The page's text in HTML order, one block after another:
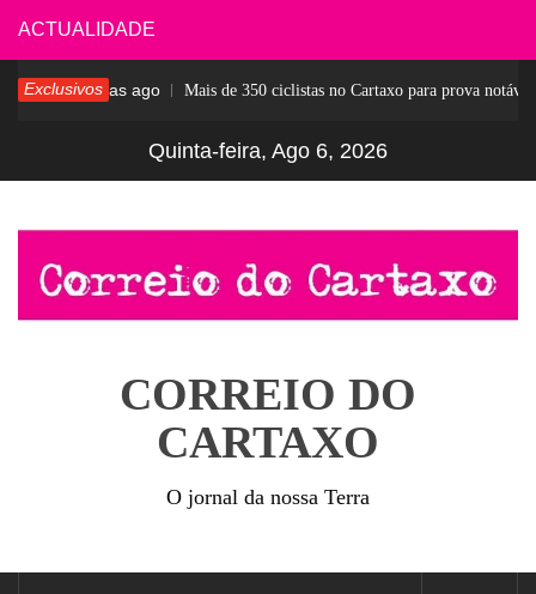
Skip
to
content
ACTUALIDADE
Exclusivos4 dias ago Mais de 350 ciclistas no Cartaxo para prova notável
Quinta-feira, Ago 6, 2026
CORREIO DO
CARTAXO
O jornal da nossa Terra